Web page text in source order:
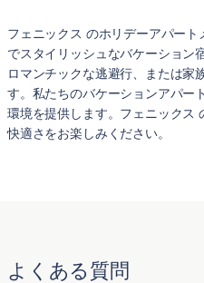
フェニックス のホリデーアパー
でスタイリッシュなバケーション
ロマンチックな逃避行、または家
す。私たちのバケーションアパー
環境を提供します。フェニックス
快適さをお楽しみください。
よくある質問